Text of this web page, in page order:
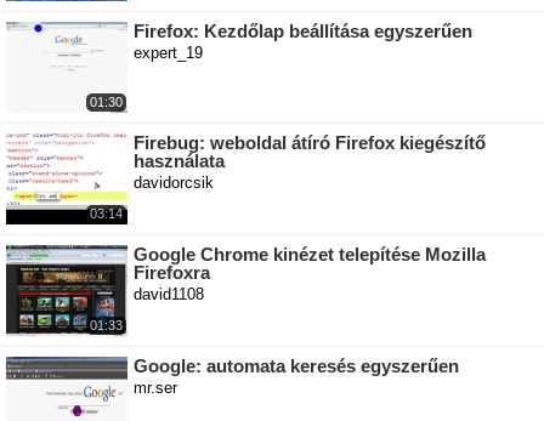
01:30
Firefox: Kezdőlap beállítása egyszerűen
expert_19
03:14
Firebug: weboldal átíró Firefox kiegészítő
használata
davidorcsik
01:33
Google Chrome kinézet telepítése Mozilla
Firefoxra
david1108
Google: automata keresés egyszerűen
mr.ser